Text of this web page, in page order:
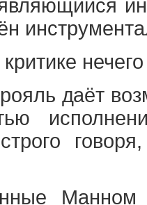
даёт